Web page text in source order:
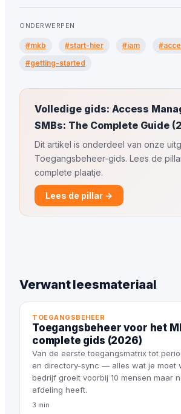
ONDERWERPEN
#mkb #start-hier #iam
#getting-started
Volledige gids: Access
SMBs: The Complete Guide
Dit artikel is onderdeel van onze
Toegangsbeheer-gids. Lees de
complete plaatje.
Lees de pillar →
Verwant leesmateriaal
TOEGANGSBEHEER
Toegangsbeheer voor het
complete gids (2026)
Van de eerste toegangsmatrix tot
en directory-sync — alles wat je moet
bedrijf groeit voorbij 10 mensen maar
afdeling heeft.
3 min